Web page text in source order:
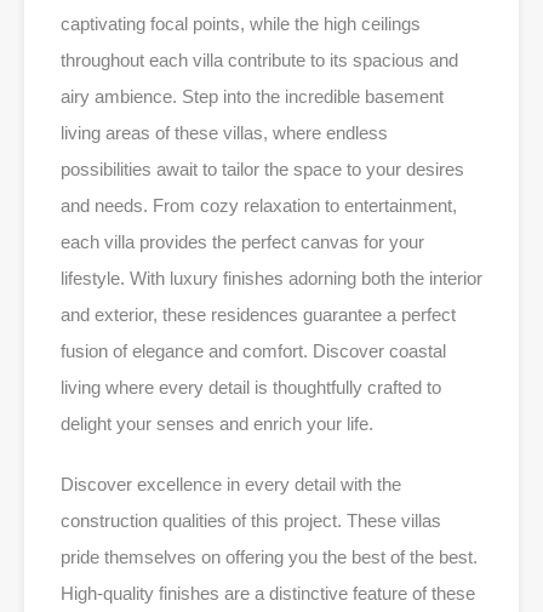
captivating focal points, while the high ceilings
throughout each villa contribute to its spacious and
airy ambience. Step into the incredible basement
living areas of these villas, where endless
possibilities await to tailor the space to your desires
and needs. From cozy relaxation to entertainment,
each villa provides the perfect canvas for your
lifestyle. With luxury finishes adorning both the interior
and exterior, these residences guarantee a perfect
fusion of elegance and comfort. Discover coastal
living where every detail is thoughtfully crafted to
delight your senses and enrich your life.
Discover excellence in every detail with the
construction qualities of this project. These villas
pride themselves on offering you the best of the best.
High-quality finishes are a distinctive feature of these